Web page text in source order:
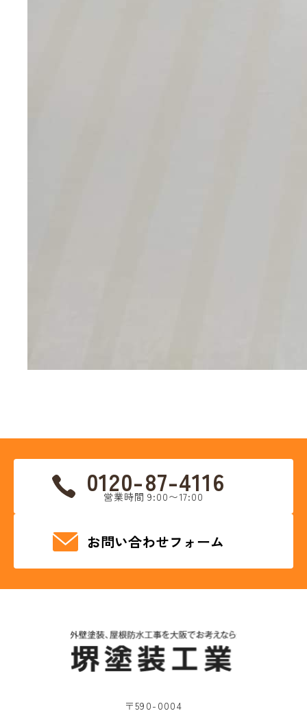
0120-87-4116
営業時間 9:00〜17:00
お問い合わせフォーム
〒590-0004